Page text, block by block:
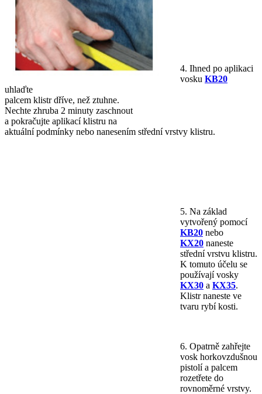
4. Ihned po aplikaci
vosku KB20
uhlaďte
palcem klistr dříve, než ztuhne.
Nechte zhruba 2 minuty zaschnout
a pokračujte aplikací klistru na
aktuální podmínky nebo nanesením střední vrstvy klistru.
5. Na základ
vytvořený pomocí
KB20 nebo
KX20 naneste
střední vrstvu klistru.
K tomuto účelu se
používají vosky
KX30 a KX35.
Klistr naneste ve
tvaru rybí kosti.
6. Opatrně zahřejte
vosk horkovzdušnou
pistolí a palcem
rozetřete do
rovnoměrné vrstvy.